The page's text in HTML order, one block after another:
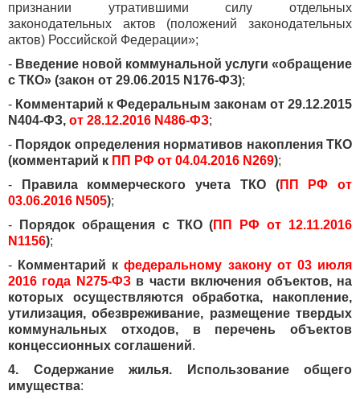
признании утратившими силу отдельных
законодательных актов (положений законодательных
актов) Российской Федерации»;
- Введение новой коммунальной услуги «обращение
с ТКО» (закон от 29.06.2015 N176-ФЗ);
- Комментарий к Федеральным законам от 29.12.2015
N404-ФЗ, от 28.12.2016 N486-ФЗ;
- Порядок определения нормативов накопления ТКО
(комментарий к ПП РФ от 04.04.2016 N269);
- Правила коммерческого учета ТКО (ПП РФ от
03.06.2016 N505);
- Порядок обращения с ТКО (ПП РФ от 12.11.2016
N1156);
- Комментарий кфедеральному закону от 03 июля
2016 года N275-ФЗв части включения объектов, на
которых осуществляются обработка, накопление,
утилизация, обезвреживание, размещение твердых
коммунальных отходов, в перечень объектов
концессионных соглашений.
4. Содержание жилья. Использование общего
имущества: